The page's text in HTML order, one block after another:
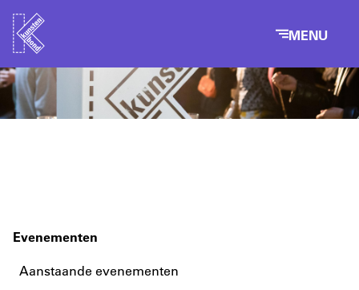
MENU
Evenementen
Aanstaande evenementen